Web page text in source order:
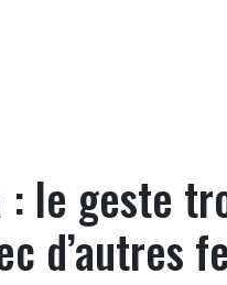
le geste
d’autres